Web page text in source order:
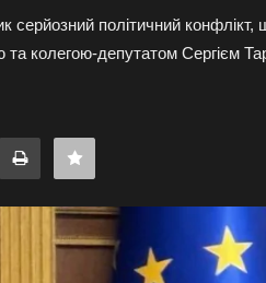
серйозний політичний конфлікт,
колегою-депутатом Сергієм